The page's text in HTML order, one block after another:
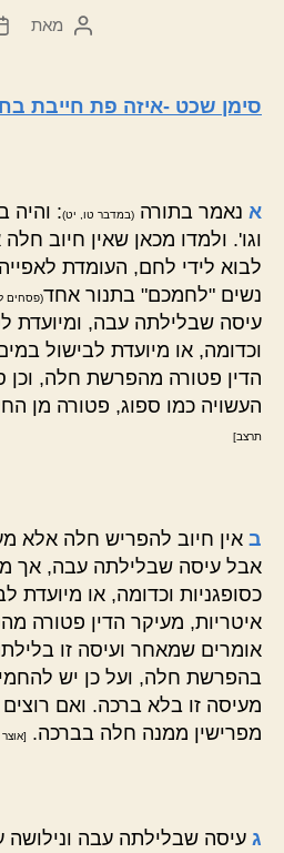
המחבר
מאת
סימן שכט -איזה פת חייבת
א נאמר בתורה (במדבר טו, יט): והיה
וגו'. ולמדו מכאן שאין חיוב
לבוא לידי לחם, העומדת
נשים "לחמכם" בתנור אחד(פסחים
עיסה שבלילתה עבה, ומיועדת
וכדומה, או מיועדת לבישול
הדין פטורה מהפרשת חלה, וכן
העשויה כמו ספוג, פטורה מן
תרצב]
ב אין חיוב להפריש חלה אלא
אבל עיסה שבלילתה עבה, אך
כסופגניות וכדומה, או מיועדת
איטריות, מעיקר הדין פטורה
אומרים שמאחר ועיסה זו
בהפרשת חלה, ועל כן יש
מעיסה זו בלא ברכה. ואם
מפרישין ממנה חלה בברכה.
ג עיסה שבלילתה עבה